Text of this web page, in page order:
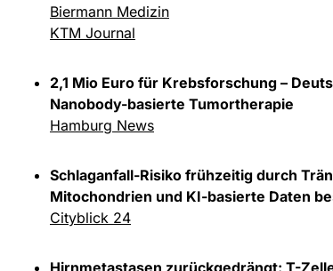
Biermann Medizin
KTM Journal
2,1 Mio Euro für Krebsforschung –
Nanobody-basierte Tumortherapie
Hamburg News
Schlaganfall-Risiko frühzeitig durch
Mitochondrien und KI-basierte Daten
Cityblick 24
Hirnmetastasen zurückgedrängt: T-